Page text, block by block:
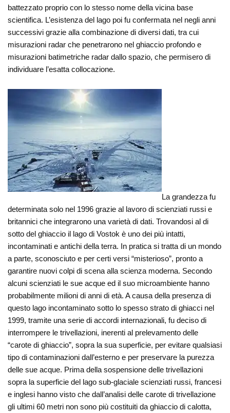
battezzato proprio con lo stesso nome della vicina base
scientifica. L’esistenza del lago poi fu confermata nel negli anni
successivi grazie alla combinazione di diversi dati, tra cui
misurazioni radar che penetrarono nel ghiaccio profondo e
misurazioni batimetriche radar dallo spazio, che permisero di
individuare l’esatta collocazione.
La grandezza fu
determinata solo nel 1996 grazie al lavoro di scienziati russi e
britannici che integrarono una varietà di dati. Trovandosi al di
sotto del ghiaccio il lago di Vostok è uno dei più intatti,
incontaminati e antichi della terra. In pratica si tratta di un mondo
a parte, sconosciuto e per certi versi “misterioso”, pronto a
garantire nuovi colpi di scena alla scienza moderna. Secondo
alcuni scienziati le sue acque ed il suo microambiente hanno
probabilmente milioni di anni di età. A causa della presenza di
questo lago incontaminato sotto lo spesso strato di ghiacci nel
1999, tramite una serie di accordi internazionali, fu deciso di
interrompere le trivellazioni, inerenti al prelevamento delle
“carote di ghiaccio”, sopra la sua superficie, per evitare qualsiasi
tipo di contaminazioni dall’esterno e per preservare la purezza
delle sue acque. Prima della sospensione delle trivellazioni
sopra la superficie del lago sub-glaciale scienziati russi, francesi
e inglesi hanno visto che dall’analisi delle carote di trivellazione
gli ultimi 60 metri non sono più costituiti da ghiaccio di calotta,